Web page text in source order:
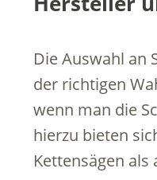
Die Auswahl an
der richtigen
wenn man die
hierzu bieten
Kettensägen